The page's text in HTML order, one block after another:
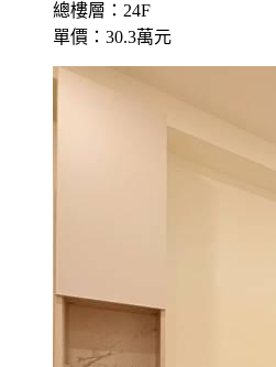
總樓層：24F
單價：30.3萬元